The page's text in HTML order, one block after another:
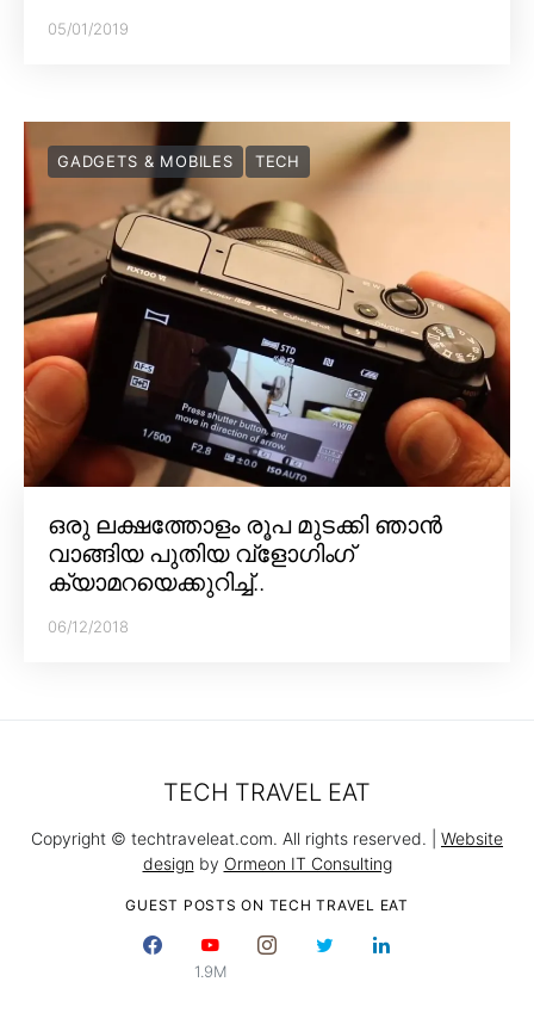
05/01/2019
GADGETS & MOBILES TECH
ഒരു ലക്ഷത്തോളം രൂപ മുടക്കി ഞാൻ
വാങ്ങിയ പുതിയ വ്‌ളോഗിംഗ്
ക്യാമറയെക്കുറിച്ച്..
06/12/2018
GUEST POSTS ON TECH TRAVEL EAT
1.9M
TECH TRAVEL EAT
Copyright © techtraveleat.com. All rights reserved. | Website
design by Ormeon IT Consulting